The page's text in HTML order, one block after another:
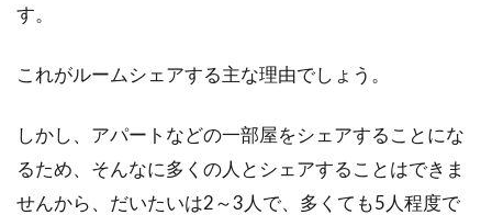
す。
これがルームシェアする主な理由でしょう。
しかし、アパートなどの一部屋をシェアすることにな
るため、そんなに多くの人とシェアすることはできま
せんから、だいたいは2～3人で、多くても5人程度で